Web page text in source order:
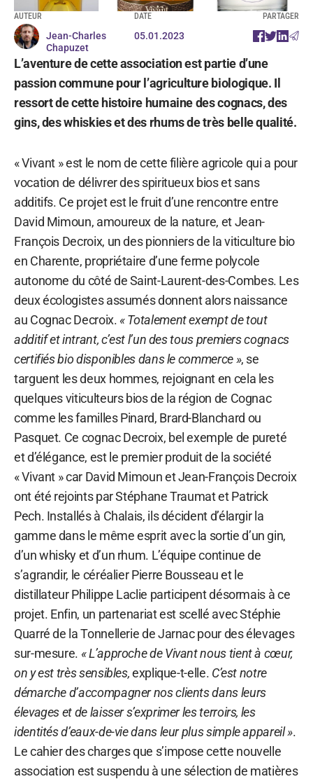
AUTEUR
Jean-Charles
Chapuzet
DATE
05.01.2023
PARTAGER
L’aventure de cette association est partie d’une
passion commune pour l’agriculture biologique. Il
ressort de cette histoire humaine des cognacs, des
gins, des whiskies et des rhums de très belle qualité.
« Vivant » est le nom de cette filière agricole qui a pour
vocation de délivrer des spiritueux bios et sans
additifs. Ce projet est le fruit d’une rencontre entre
David Mimoun, amoureux de la nature, et Jean-
François Decroix, un des pionniers de la viticulture bio
en Charente, propriétaire d’une ferme polycole
autonome du côté de Saint-Laurent-des-Combes. Les
deux écologistes assumés donnent alors naissance
au Cognac Decroix.« Totalement exempt de tout
additif et intrant, c’est l’un des tous premiers cognacs
certifiés bio disponibles dans le commerce », se
targuent les deux hommes, rejoignant en cela les
quelques viticulteurs bios de la région de Cognac
comme les familles Pinard, Brard-Blanchard ou
Pasquet. Ce cognac Decroix, bel exemple de pureté
et d’élégance, est le premier produit de la société
« Vivant » car David Mimoun et Jean-François Decroix
ont été rejoints par Stéphane Traumat et Patrick
Pech. Installés à Chalais, ils décident d’élargir la
gamme dans le même esprit avec la sortie d’un gin,
d’un whisky et d’un rhum. L’équipe continue de
s’agrandir, le céréalier Pierre Bousseau et le
distillateur Philippe Laclie participent désormais à ce
projet. Enfin, un partenariat est scellé avec Stéphie
Quarré de la Tonnellerie de Jarnac pour des élevages
sur-mesure. « L’approche de Vivant nous tient à cœur,
on y est très sensibles,explique-t-elle. C’est notre
démarche d’accompagner nos clients dans leurs
élevages et de laisser s’exprimer les terroirs, les
identités d’eaux-de-vie dans leur plus simple appareil ».
Le cahier des charges que s’impose cette nouvelle
association est suspendu à une sélection de matières